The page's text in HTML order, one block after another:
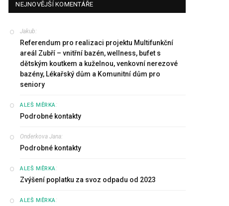
NEJNOVĚJŠÍ KOMENTÁŘE
Jakub:
Referendum pro realizaci projektu Multifunkční
areál Zubří – vnitřní bazén, wellness, bufet s
dětským koutkem a kuželnou, venkovní nerezové
bazény, Lékařský dům a Komunitní dům pro
seniory
ALEŠ MĚRKA:
Podrobné kontakty
Onderkova Jana:
Podrobné kontakty
ALEŠ MĚRKA:
Zvýšení poplatku za svoz odpadu od 2023
ALEŠ MĚRKA: